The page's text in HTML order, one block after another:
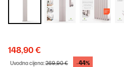
148,90 €
Uvodna cijena:269,90 € -44%